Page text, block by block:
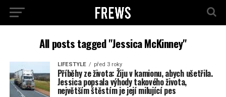
All posts tagged "Jessica McKinney"
LIFESTYLE před 3 roky
Příběhy ze života: Žiju v kamionu, abych ušetřila.
Jessica popsala výhody takového života,
největším štěstím je její milující pes